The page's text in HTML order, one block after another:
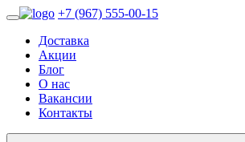
+7 (967) 555-00-15
Доставка
Акции
Блог
О нас
Вакансии
Контакты